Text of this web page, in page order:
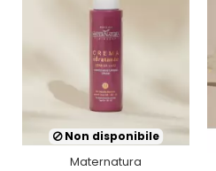
Non disponibile
Maternatura